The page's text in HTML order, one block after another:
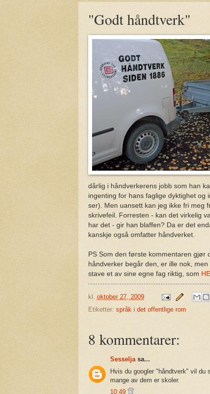
"Godt håndtverk"
dårlig i håndverkerens jobb som han
ingenting for hans faglige dyktighet og
ser). Men uansett kan jeg ikke fri meg
skrivefeil. Forresten - kan det virkelig
har det - gir han blaffen? Da er det
kanskje også omfatter håndverket.
PS Som den første kommentaren
håndverker begår den, er ille nok,
stave et av sine egne fag riktig, som
kl. oktober 27, 2009
Etiketter: språk i det offentlige rom
8 kommentarer:
Sesseljasa...
Hvis du googler "håndtverk" vil du
mange av dem er skoler.
10:49